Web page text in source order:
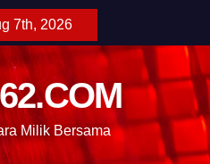
7th, 2026
Milik Bersama